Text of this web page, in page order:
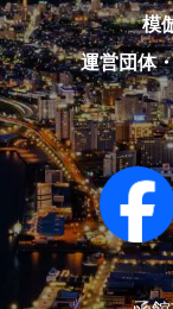
模
運営団体